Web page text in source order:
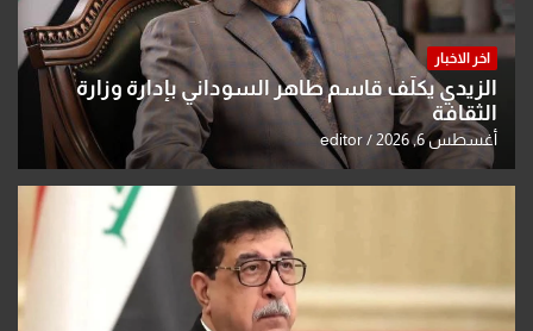
اخر الاخبار
الزيدي يكلّف قاسم طاهر السوداني بإدارة وزارة
الثقافة
أغسطس 6, 2026 editor